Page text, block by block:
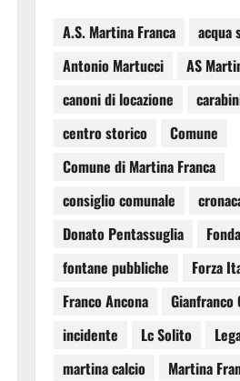
A.S. Martina Franca
acqua
Antonio Martucci
AS
canoni di locazione
centro storico
Comune
Comune di Martina Franca
consiglio comunale
Donato Pentassuglia
fontane pubbliche
Forza
Franco Ancona
Gianfranco
incidente
Lc Solito
martina calcio
Martina